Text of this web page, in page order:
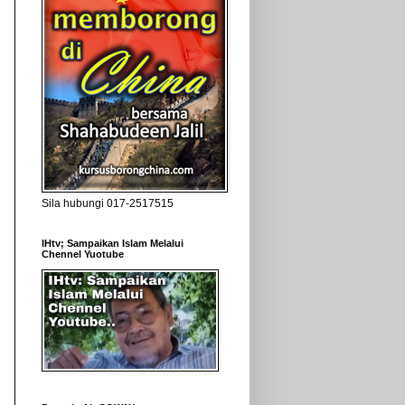
Sila hubungi 017-2517515
IHtv; Sampaikan Islam Melalui
Chennel Yuotube